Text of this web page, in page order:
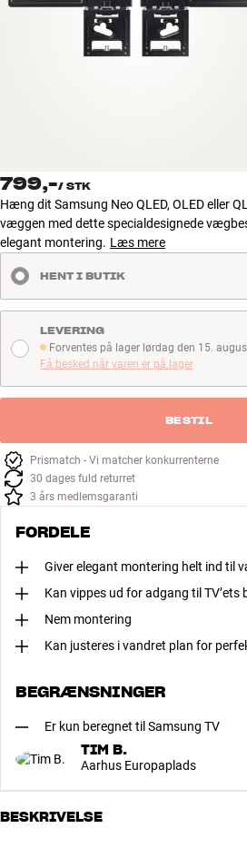
Tilbehør
INSPIRATION
TILBUD
Find Butik
Kundeservice
Log ind
Kundeservice
799,-/ STK
Hæng dit Samsung Neo QLED, OLED eller
væggen med dette specialdesignede
elegant montering. Læs mere
HENT I BUTIK
Forventes på lager lørdag den 15. august
Forventes på lager lørdag den 15.
Få besked når varen er på lager
LEVERING
BESTIL
Prismatch - Vi matcher konkurrenterne
30 dages fuld returret
3 års medlemsgaranti
FORDELE
Giver elegant montering helt ind til
Kan vippes ud for adgang til TV’ets
Nem montering
Kan justeres i vandret plan for
BEGRÆNSNINGER
Er kun beregnet til Samsung TV
TIM B.
Aarhus Europaplads
BESKRIVELSE